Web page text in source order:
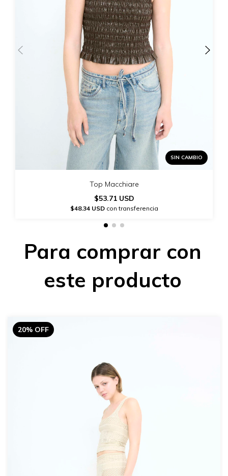
SIN CAMBIO
Top Macchiare
$53.71 USD
$48.34 USDcon transferencia
Para comprar con
este producto
20% OFF